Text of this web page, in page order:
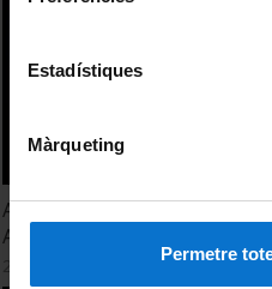
Estadístiques
Màrqueting
Permetre
Acte de commemoració dels
Atenció Prehospitalària Urgent